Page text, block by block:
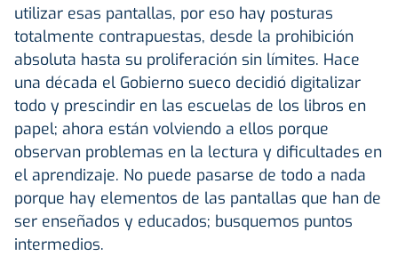
utilizar esas pantallas, por eso hay posturas
totalmente contrapuestas, desde la prohibición
absoluta hasta su proliferación sin límites. Hace
una década el Gobierno sueco decidió digitalizar
todo y prescindir en las escuelas de los libros en
papel; ahora están volviendo a ellos porque
observan problemas en la lectura y dificultades en
el aprendizaje. No puede pasarse de todo a nada
porque hay elementos de las pantallas que han de
ser enseñados y educados; busquemos puntos
intermedios.